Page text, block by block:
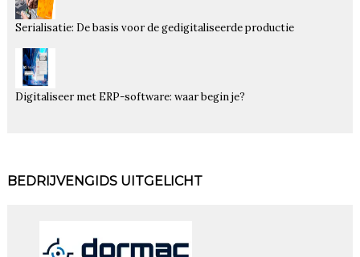
Serialisatie: De basis voor de gedigitaliseerde productie
Digitaliseer met ERP-software: waar begin je?
BEDRIJVENGIDS UITGELICHT